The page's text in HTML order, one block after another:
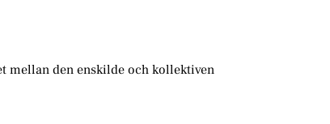
mellan den enskilde och kollektiven